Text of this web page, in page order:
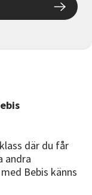
där du får
andra
Bebis känns